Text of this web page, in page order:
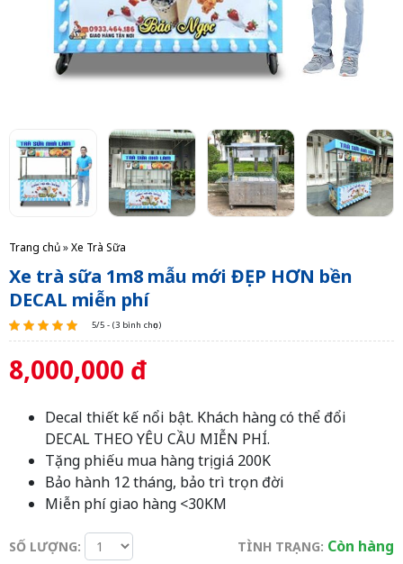
Trang chủ»Xe Trà Sữa
Xe trà sữa 1m8 mẫu mới ĐẸP HƠN bền
DECAL miễn phí
5/5 - (3 bình chọn)
8,000,000 đ
Decal thiết kế nổi bật. Khách hàng có thể đổi
DECAL THEO YÊU CẦU MIỄN PHÍ.
Tặng phiếu mua hàng trị giá 200K
Bảo hành 12 tháng, bảo trì trọn đời
Miễn phí giao hàng <30KM
SỐ LƯỢNG: TÌNH TRẠNG: Còn hàng